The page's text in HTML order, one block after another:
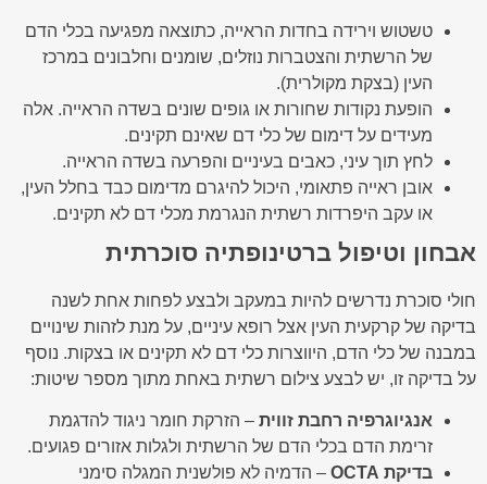
טשטוש וירידה בחדות הראייה, כתוצאה מפגיעה בכלי הדם
של הרשתית והצטברות נוזלים, שומנים וחלבונים במרכז
העין (בצקת מקולרית).
הופעת נקודות שחורות או גופים שונים בשדה הראייה. אלה
מעידים על דימום של כלי דם שאינם תקינים.
לחץ תוך עיני, כאבים בעיניים והפרעה בשדה הראייה.
אובן ראייה פתאומי, היכול להיגרם מדימום כבד בחלל העין,
או עקב היפרדות רשתית הנגרמת מכלי דם לא תקינים.
אבחון וטיפול ברטינופתיה סוכרתית
חולי סוכרת נדרשים להיות במעקב ולבצע לפחות אחת לשנה
בדיקה של קרקעית העין אצל רופא עיניים, על מנת לזהות שינויים
במבנה של כלי הדם, היווצרות כלי דם לא תקינים או בצקות. נוסף
על בדיקה זו, יש לבצע צילום רשתית באחת מתוך מספר שיטות:
אנגיוגרפיה רחבת זווית – הזרקת חומר ניגוד להדגמת
זרימת הדם בכלי הדם של הרשתית ולגלות אזורים פגועים.
בדיקת OCTA – הדמיה לא פולשנית המגלה סימני